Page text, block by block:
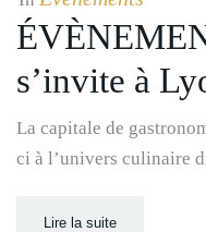
s’invite à
La capitale de
ci à l’univers culinaire
Lire la suite